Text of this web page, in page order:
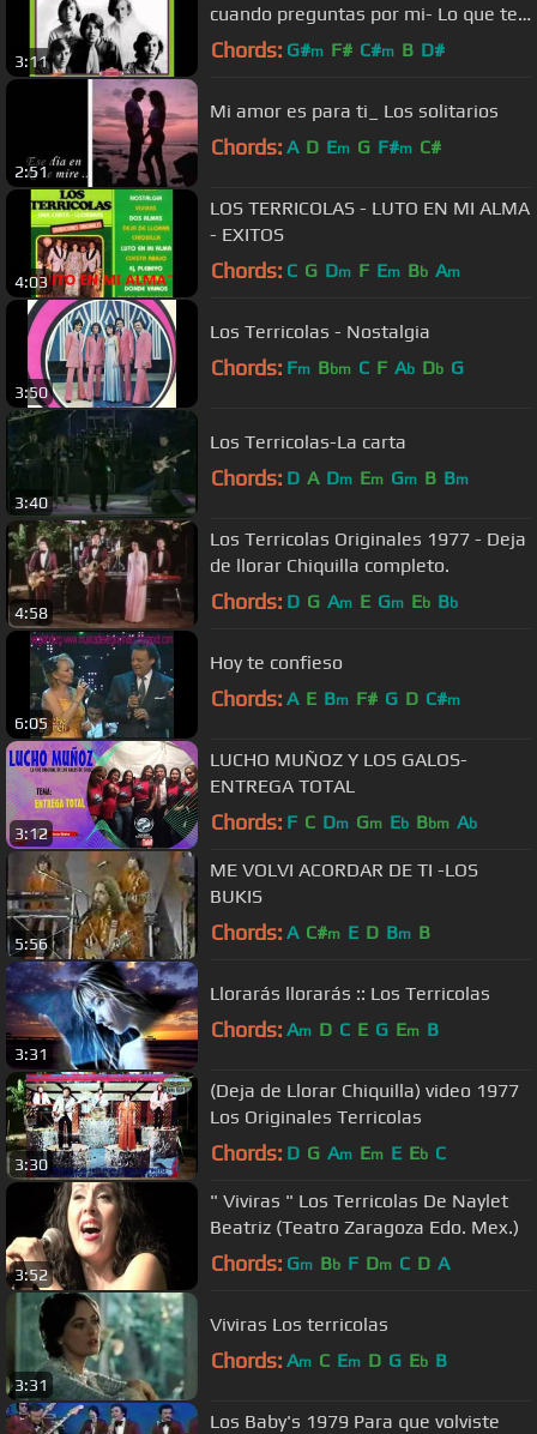
3:11
cuando preguntas por mi- Lo que te
queda - Los pulpos
Chords: G#m F# C#m B D#
2:51
Mi amor es para ti_ Los solitarios
Chords: A D Em G F#m C#
4:03
LOS TERRICOLAS - LUTO EN MI ALMA
- EXITOS
Chords: C G Dm F Em Bb Am
3:50
Los Terricolas - Nostalgia
Chords: Fm Bbm C F Ab Db G
3:40
Los Terricolas-La carta
Chords: D A Dm Em Gm B Bm
4:58
Los Terricolas Originales 1977 - Deja
de llorar Chiquilla completo.
Chords: D G Am E Gm Eb Bb
6:05
Hoy te confieso
Chords: A E Bm F# G D C#m
3:12
LUCHO MUÑOZ Y LOS GALOS-
ENTREGA TOTAL
Chords: F C Dm Gm Eb Bbm Ab
5:56
ME VOLVI ACORDAR DE TI -LOS
BUKIS
Chords: A C#m E D Bm B
3:31
Llorarás llorarás :: Los Terricolas
Chords: Am D C E G Em B
3:30
(Deja de Llorar Chiquilla) video 1977
Los Originales Terricolas
Chords: D G Am Em E Eb C
3:52
" Viviras " Los Terricolas De Naylet
Beatriz (Teatro Zaragoza Edo. Mex.)
Chords: Gm Bb F Dm C D A
3:31
Viviras Los terricolas
Chords: Am C Em D G Eb B
Los Baby's 1979 Para que volviste